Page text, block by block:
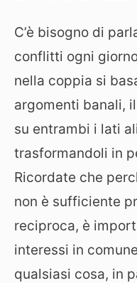
C’è bisogno di
conflitti ogni
nella coppia si
argomenti banali,
su entrambi i lati
trasformandoli in
Ricordate che
non è sufficiente
reciproca, è
interessi in
qualsiasi cosa, in